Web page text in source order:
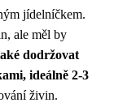
jídelníčkem.
ale měl by
dodržovat
ideálně 2-3
živin.